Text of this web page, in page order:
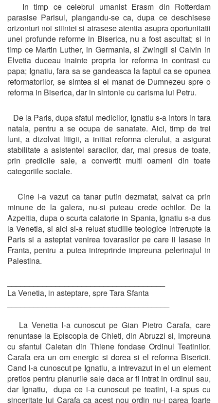
In timp ce celebrul umanist Erasm din Rotterdam
parasise Parisul, plangandu-se ca, dupa ce deschisese
orizonturi noi stiintei si atrasese atentia asupra oportunitatii
unei profunde reforme in Biserica, nu a fost ascultat; si in
timp ce Martin Luther, in Germania, si Zwingli si Calvin in
Elvetia duceau inainte propria lor reforma in contrast cu
papa; Ignatiu, fara sa se gandeasca la faptul ca se opunea
reformatorilor, se simtea si el manat de Dumnezeu spre o
reforma in Biserica, dar in sintonie cu carisma lui Petru.
De la Paris, dupa sfatul medicilor, Ignatiu s-a intors in tara
natala, pentru a se ocupa de sanatate. Aici, timp de trei
luni, a dizolvat litigii, a initiat reforma clerului, a asigurat
stabilitate a asistentei saracilor, dar, mai presus de toate,
prin predicile sale, a convertit multi oameni din toate
categoriile sociale.
Cine l-a vazut ca tanar putin dezmatat, salvat ca prin
minune de la galera, nu-si puteau crede ochilor. De la
Azpeitia, dupa o scurta calatorie in Spania, Ignatiu s-a dus
la Venetia, si aici si-a reluat studiile teologice intrerupte la
Paris si a asteptat venirea tovarasilor pe care ii lasase in
Franta, pentru a putea intreprinde impreuna pelerinajul in
Palestina.
La Venetia, in asteptare, spre Tara Sfanta
La Venetia l-a cunoscut pe Gian Pietro Carafa, care
renuntase la Episcopia de Chieti, din Abruzzi si, impreuna
cu sfantul Caietan din Thiene fondase Ordinul Teatinilor.
Carafa era un om energic si dorea si el reforma Bisericii.
Cand l-a cunoscut pe Ignatiu, a intrevazut in el un element
pretios pentru planurile sale daca ar fi intrat in ordinul sau,
dar Ignatiu, dupa ce i-a cunoscut pe teatini, i-a spus cu
sinceritate lui Carafa ca acest nou ordin nu-i parea foarte